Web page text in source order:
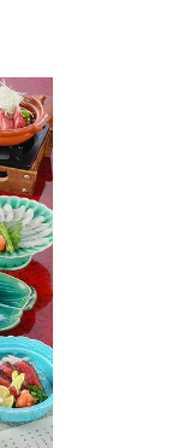
。バンガローや5
が一望できる。ま